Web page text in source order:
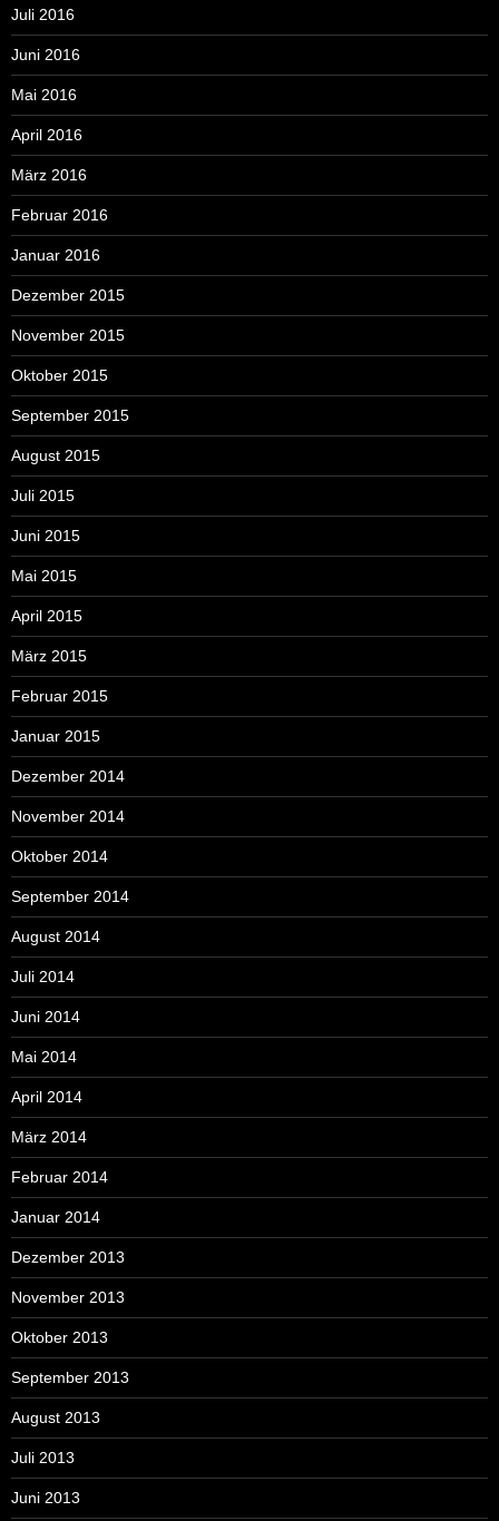
Juli 2016
Juni 2016
Mai 2016
April 2016
März 2016
Februar 2016
Januar 2016
Dezember 2015
November 2015
Oktober 2015
September 2015
August 2015
Juli 2015
Juni 2015
Mai 2015
April 2015
März 2015
Februar 2015
Januar 2015
Dezember 2014
November 2014
Oktober 2014
September 2014
August 2014
Juli 2014
Juni 2014
Mai 2014
April 2014
März 2014
Februar 2014
Januar 2014
Dezember 2013
November 2013
Oktober 2013
September 2013
August 2013
Juli 2013
Juni 2013